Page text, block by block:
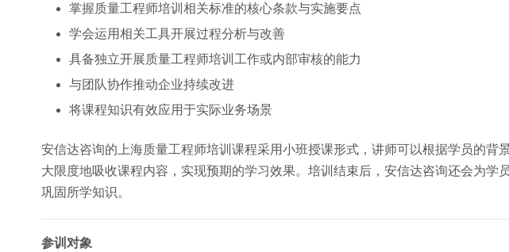
掌握质量工程师培训相关标准的核心条款与实施要点
学会运用相关工具开展过程分析与改善
具备独立开展质量工程师培训工作或内部审核的能力
与团队协作推动企业持续改进
将课程知识有效应用于实际业务场景
安信达咨询的上海质量工程师培训课程采用小班授课形式，讲师可以根据学员的背
大限度地吸收课程内容，实现预期的学习效果。培训结束后，安信达咨询还会为学
巩固所学知识。
参训对象